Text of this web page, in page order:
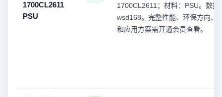
1700CL2611
PSU
1700CL2611；材料：PSU。数据
wsd168。完整性能、环保方向、
和应用方案需开通会员查看。